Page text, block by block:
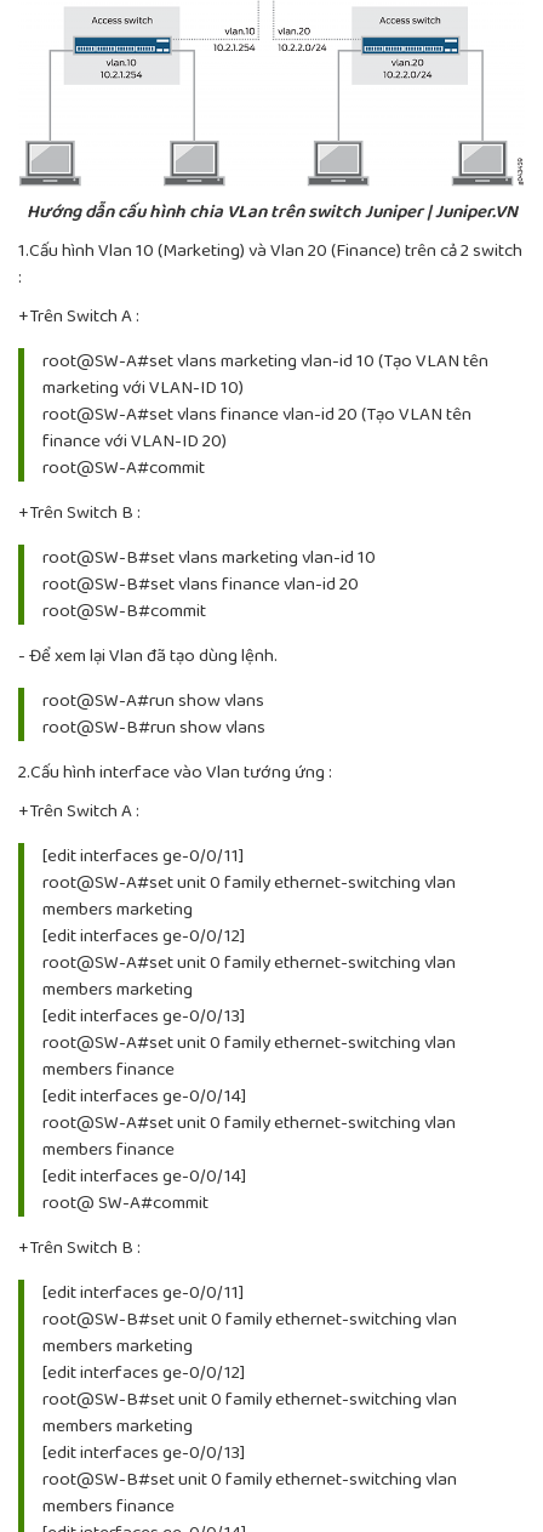
Hướng dẫn cấu hình chia VLan trên switch Juniper | Juniper.VN
1.Cấu hình Vlan 10 (Marketing) và Vlan 20 (Finance) trên cả 2 switch
:
+Trên Switch A :
root@SW-A#set vlans marketing vlan-id 10 (Tạo VLAN tên
marketing với VLAN-ID 10)
root@SW-A#set vlans finance vlan-id 20 (Tạo VLAN tên
finance với VLAN-ID 20)
root@SW-A#commit
+Trên Switch B :
root@SW-B#set vlans marketing vlan-id 10
root@SW-B#set vlans finance vlan-id 20
root@SW-B#commit
- Để xem lại Vlan đã tạo dùng lệnh.
root@SW-A#run show vlans
root@SW-B#run show vlans
2.Cấu hình interface vào Vlan tướng ứng :
+Trên Switch A :
[edit interfaces ge-0/0/11]
root@SW-A#set unit 0 family ethernet-switching vlan
members marketing
[edit interfaces ge-0/0/12]
root@SW-A#set unit 0 family ethernet-switching vlan
members marketing
[edit interfaces ge-0/0/13]
root@SW-A#set unit 0 family ethernet-switching vlan
members finance
[edit interfaces ge-0/0/14]
root@SW-A#set unit 0 family ethernet-switching vlan
members finance
[edit interfaces ge-0/0/14]
root@ SW-A#commit
+Trên Switch B :
[edit interfaces ge-0/0/11]
root@SW-B#set unit 0 family ethernet-switching vlan
members marketing
[edit interfaces ge-0/0/12]
root@SW-B#set unit 0 family ethernet-switching vlan
members marketing
[edit interfaces ge-0/0/13]
root@SW-B#set unit 0 family ethernet-switching vlan
members finance